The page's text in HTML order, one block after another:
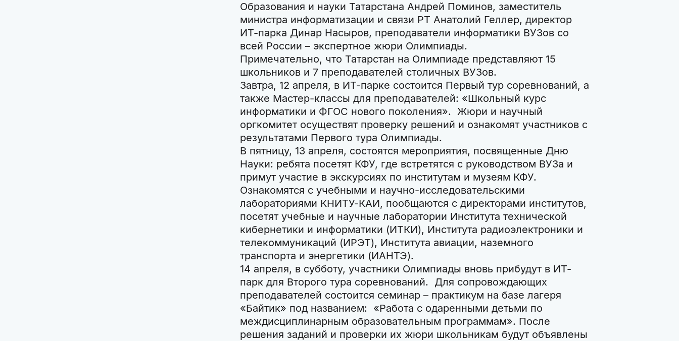
Образования и науки Татарстана Андрей Поминов, заместитель
министра информатизации и связи РТ Анатолий Геллер, директор
ИТ-парка Динар Насыров, преподаватели информатики ВУЗов со
всей России – экспертное жюри Олимпиады.
Примечательно, что Татарстан на Олимпиаде представляют 15
школьников и 7 преподавателей столичных ВУЗов.
Завтра, 12 апреля, в ИТ-парке состоится Первый тур соревнований, а
также Мастер-классы для преподавателей: «Школьный курс
информатики и ФГОС нового поколения». Жюри и научный
оргкомитет осуществят проверку решений и ознакомят участников с
результатами Первого тура Олимпиады.
В пятницу, 13 апреля, состоятся мероприятия, посвященные Дню
Науки: ребята посетят КФУ, где встретятся с руководством ВУЗа и
примут участие в экскурсиях по институтам и музеям КФУ.
Ознакомятся с учебными и научно-исследовательскими
лабораториями КНИТУ-КАИ, пообщаются с директорами институтов,
посетят учебные и научные лаборатории Института технической
кибернетики и информатики (ИТКИ), Института радиоэлектроники и
телекоммуникаций (ИРЭТ), Института авиации, наземного
транспорта и энергетики (ИАНТЭ).
14 апреля, в субботу, участники Олимпиады вновь прибудут в ИТ-
парк для Второго тура соревнований. Для сопровождающих
преподавателей состоится семинар – практикум на базе лагеря
«Байтик» под названием: «Работа с одаренными детьми по
междисциплинарным образовательным программам». После
решения заданий и проверки их жюри школьникам будут объявлены